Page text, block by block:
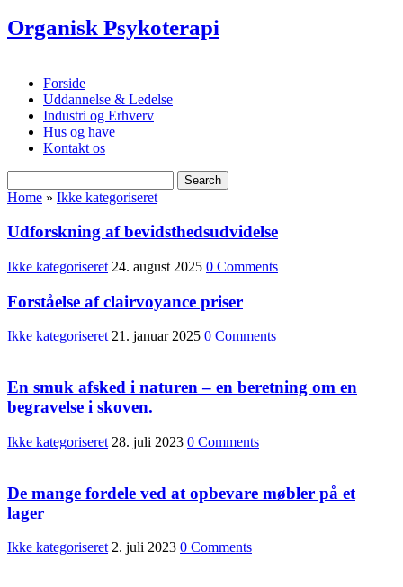
Organisk Psykoterapi
Forside
Uddannelse & Ledelse
Industri og Erhverv
Hus og have
Kontakt os
Home » Ikke kategoriseret
Udforskning af bevidsthedsudvidelse
Ikke kategoriseret 24. august 2025 0 Comments
Forståelse af clairvoyance priser
Ikke kategoriseret 21. januar 2025 0 Comments
En smuk afsked i naturen – en beretning om en
begravelse i skoven.
Ikke kategoriseret 28. juli 2023 0 Comments
De mange fordele ved at opbevare møbler på et
lager
Ikke kategoriseret 2. juli 2023 0 Comments